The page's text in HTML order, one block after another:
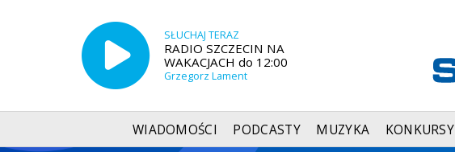
SŁUCHAJ TERAZ
RADIO SZCZECIN NA
WAKACJACH do 12:00
Grzegorz Lament
WIADOMOŚCI PODCASTY MUZYKA KONKURSY